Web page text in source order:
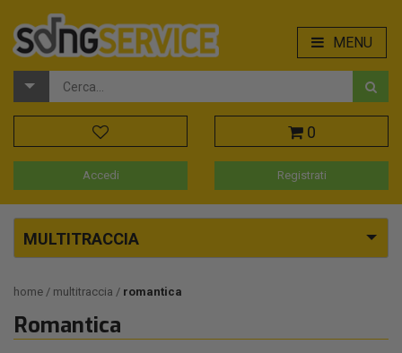
MENU
0
Accedi Registrati
MULTITRACCIA
home multitraccia romantica
Romantica